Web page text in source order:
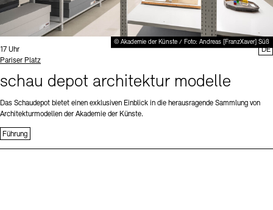
© Akademie der Künste / Foto: Andreas [FranzXaver] Süß
Uhrzeit:
17 Uhr
Standort
Pariser Platz
schau depot architektur modelle
Das Schaudepot bietet einen exklusiven Einblick in die herausragende Sammlung von
Architekturmodellen der Akademie der Künste.
Führung
DE